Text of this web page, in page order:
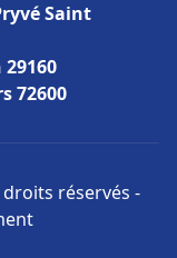
Saint
72600
réservés -